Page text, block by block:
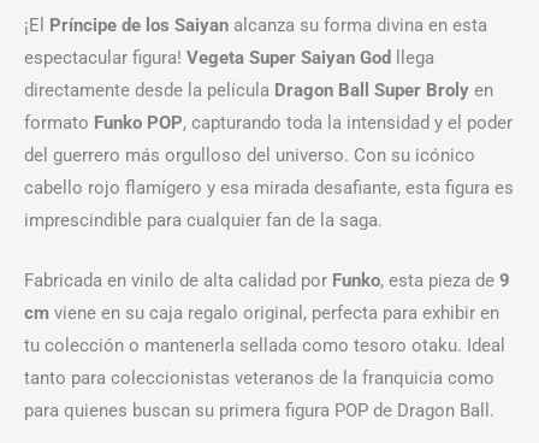
¡El Príncipe de los Saiyan alcanza su forma divina en esta
espectacular figura! Vegeta Super Saiyan God
llega
directamente desde la película Dragon Ball Super Broly en
formato Funko POP, capturando toda la intensidad y el poder
del guerrero más orgulloso del universo. Con su icónico
cabello rojo flamígero y esa mirada desafiante, esta figura es
imprescindible para cualquier fan de la saga.
Fabricada en vinilo de alta calidad por Funko, esta pieza de 9
cm viene en su caja regalo original, perfecta para exhibir en
tu colección o mantenerla sellada como tesoro otaku. Ideal
tanto para coleccionistas veteranos de la franquicia como
para quienes buscan su primera figura POP de Dragon Ball.